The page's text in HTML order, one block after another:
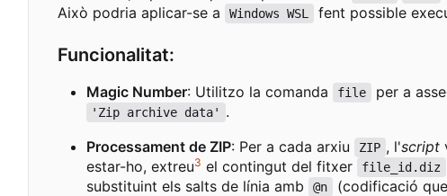
Això podria aplicar-se a
Windows WSL fent possible
Funcionalitat:
Magic Number: Utilitzo la comanda file per a
'Zip archive data'
.
Processament de ZIP: Per a cada arxiu ZIP , l'script
estar-ho, extreu3 el contingut del fitxer file_id.diz
substituint els salts de línia amb
@n (codificació que